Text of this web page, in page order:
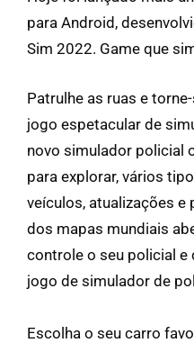
para Android,
Sim 2022. Game que
Patrulhe as ruas e
jogo espetacular de
novo simulador policial
para explorar, vários
veículos, atualizações e
dos mapas mundiais
controle o seu policial
jogo de simulador de
Escolha o seu carro